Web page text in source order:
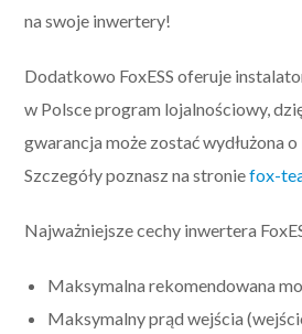
na swoje inwertery!
Dodatkowo FoxESS oferuje
w Polsce program lojalnościowy,
gwarancja może zostać wydłużona
Szczegóły poznasz na stroniefox-
Najważniejsze cechy inwertera
Maksymalna rekomendowana
Maksymalny prąd wejścia